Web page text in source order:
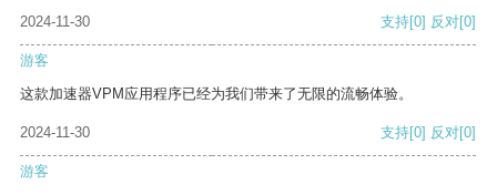
2024-11-30
支持[0] 反对[0]
游客
这款加速器VPM应用程序已经为我们带来了无限的流畅体验。
2024-11-30 支持[0] 反对[0]
游客